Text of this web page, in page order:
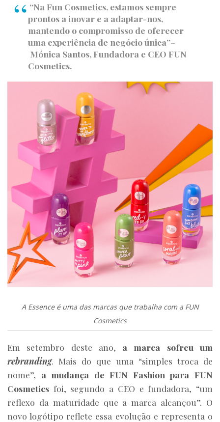
“Na Fun Cosmetics, estamos sempre
prontos a inovar e a adaptar-nos,
mantendo o compromisso de oferecer
uma experiência de negócio única”–
Mónica Santos, Fundadora e CEO FUN
Cosmetics.
A Essence é uma das marcas que trabalha com a FUN
Cosmetics
Em setembro deste ano, a marca sofreu um
rebranding. Mais do que uma “simples troca de
nome”, a mudança de FUN Fashion para FUN
Cosmetics foi, segundo a CEO e fundadora, “um
reflexo da maturidade que a marca alcançou”. O
novo logótipo reflete essa evolução e representa o